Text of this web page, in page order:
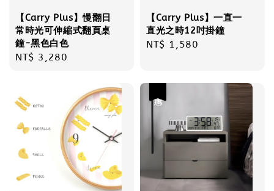
【Carry Plus】慢翻日
常時光可伸縮式翻頁桌
鐘-黑色白色
Regular
NT$ 3,280
【Carry Plus】一直一
直光之時12吋掛鐘
Regular
NT$ 1,580